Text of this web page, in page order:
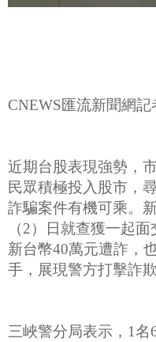
CNEWS匯流新聞網
近期台股表現強勢，
民眾積極投入股市，
詐騙案件有機可乘。
（2）日就查獲一起
新台幣40萬元遭詐，
手，展現警方打擊詐
三峽警分局表示，1